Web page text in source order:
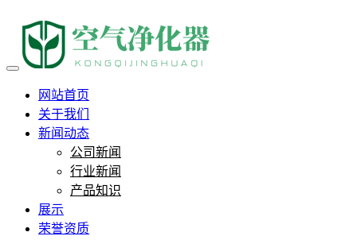
负离子治支气管炎有用吗？我
网站首页
关于我们
新闻动态
公司新闻
行业新闻
产品知识
展示
荣誉资质